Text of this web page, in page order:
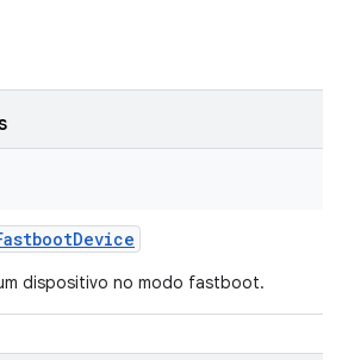
Device
dispositivo no modo fastboot.